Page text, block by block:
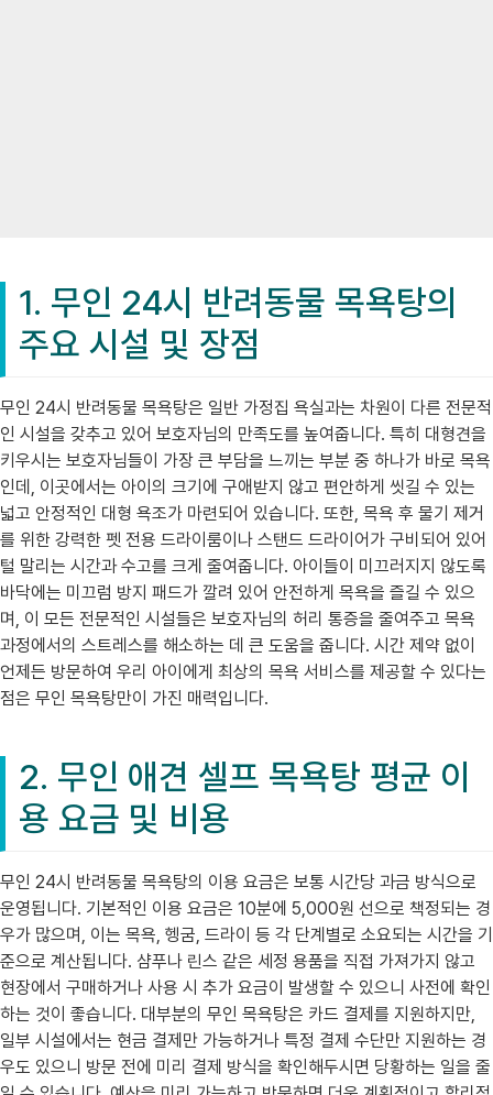
1. 무인 24시 반려동물 목욕탕의
주요 시설 및 장점
무인 24시 반려동물 목욕탕은 일반 가정집 욕실과는 차원이 다른 전문적
인 시설을 갖추고 있어 보호자님의 만족도를 높여줍니다. 특히 대형견을
키우시는 보호자님들이 가장 큰 부담을 느끼는 부분 중 하나가 바로 목욕
인데, 이곳에서는 아이의 크기에 구애받지 않고 편안하게 씻길 수 있는
넓고 안정적인 대형 욕조가 마련되어 있습니다. 또한, 목욕 후 물기 제거
를 위한 강력한 펫 전용 드라이룸이나 스탠드 드라이어가 구비되어 있어
털 말리는 시간과 수고를 크게 줄여줍니다. 아이들이 미끄러지지 않도록
바닥에는 미끄럼 방지 패드가 깔려 있어 안전하게 목욕을 즐길 수 있으
며, 이 모든 전문적인 시설들은 보호자님의 허리 통증을 줄여주고 목욕
과정에서의 스트레스를 해소하는 데 큰 도움을 줍니다. 시간 제약 없이
언제든 방문하여 우리 아이에게 최상의 목욕 서비스를 제공할 수 있다는
점은 무인 목욕탕만이 가진 매력입니다.
2. 무인 애견 셀프 목욕탕 평균 이
용 요금 및 비용
무인 24시 반려동물 목욕탕의 이용 요금은 보통 시간당 과금 방식으로
운영됩니다. 기본적인 이용 요금은 10분에 5,000원 선으로 책정되는 경
우가 많으며, 이는 목욕, 헹굼, 드라이 등 각 단계별로 소요되는 시간을 기
준으로 계산됩니다. 샴푸나 린스 같은 세정 용품을 직접 가져가지 않고
현장에서 구매하거나 사용 시 추가 요금이 발생할 수 있으니 사전에 확인
하는 것이 좋습니다. 대부분의 무인 목욕탕은 카드 결제를 지원하지만,
일부 시설에서는 현금 결제만 가능하거나 특정 결제 수단만 지원하는 경
우도 있으니 방문 전에 미리 결제 방식을 확인해두시면 당황하는 일을 줄